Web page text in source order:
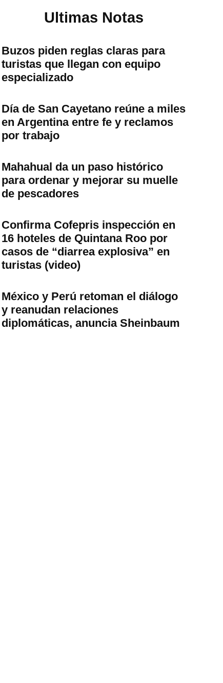
Ultimas Notas
Buzos piden reglas claras para
turistas que llegan con equipo
especializado
Día de San Cayetano reúne a miles
en Argentina entre fe y reclamos
por trabajo
Mahahual da un paso histórico
para ordenar y mejorar su muelle
de pescadores
Confirma Cofepris inspección en
16 hoteles de Quintana Roo por
casos de “diarrea explosiva” en
turistas (video)
México y Perú retoman el diálogo
y reanudan relaciones
diplomáticas, anuncia Sheinbaum